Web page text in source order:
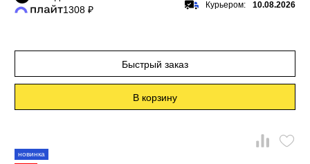
1308 ₽
Курьером: 10.08.2026
Быстрый заказ
В корзину
новинка